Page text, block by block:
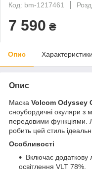
Код: bm-1217461
7 590 ₴
Опис Характеристики
Опис
Маска Volcom Odyssey
сноубордичні окуляри з
передовими функціями.
робить цей стиль
Особливості
Включає додаткову
освітлення VLT 78%.